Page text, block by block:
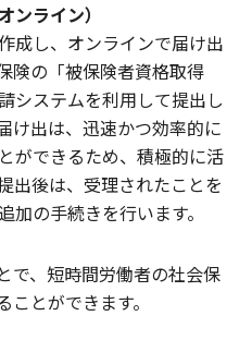
ンライン）
成し、オンラインで届け出
険の「被保険者資格取得
システムを利用して提出し
け出は、迅速かつ効率的に
ができるため、積極的に活
出後は、受理されたことを
の手続きを行います。
で、短時間労働者の社会保
とができます。